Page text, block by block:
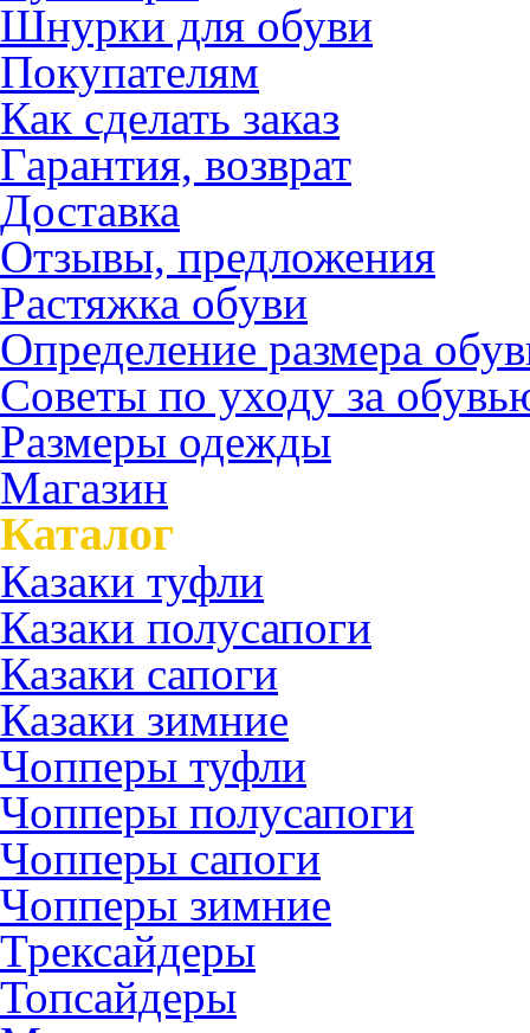
Шнурки для обуви
Покупателям
Как сделать заказ
Гарантия, возврат
Доставка
Отзывы, предложения
Растяжка обуви
Определение размера
Советы по уходу за
Размеры одежды
Магазин
Каталог
Казаки туфли
Казаки полусапоги
Казаки сапоги
Казаки зимние
Чопперы туфли
Чопперы полусапоги
Чопперы сапоги
Чопперы зимние
Трексайдеры
Топсайдеры